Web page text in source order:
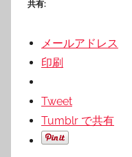
共有:
メールアドレス
印刷
Tweet
Tumblr で共有